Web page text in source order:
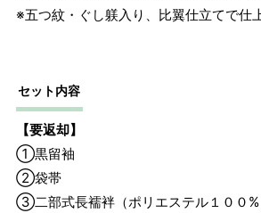
※五つ紋・ぐし躾入り、比翼仕立てで仕
セット内容
【要返却】
①黒留袖
②袋帯
③二部式長襦袢（ポリエステル１００